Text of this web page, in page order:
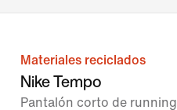
ImagenMateriales reciclados
Nike Tempo
Pantalón corto de